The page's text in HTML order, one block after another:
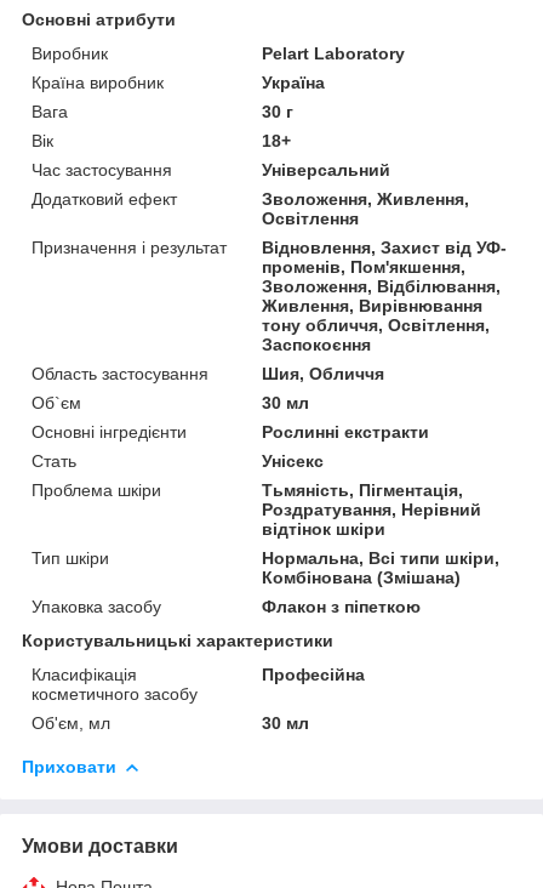
Основні атрибути
Виробник
Pelart Laboratory
Країна виробник
Україна
Вага
30 г
Вік
18+
Час застосування
Універсальний
Додатковий ефект
Зволоження, Живлення,
Освітлення
Призначення і результат
Відновлення, Захист від УФ-
променів, Пом'якшення,
Зволоження, Відбілювання,
Живлення, Вирівнювання
тону обличчя, Освітлення,
Заспокоєння
Область застосування
Шия, Обличчя
Об`єм
30 мл
Основні інгредієнти
Рослинні екстракти
Стать
Унісекс
Проблема шкіри
Тьмяність, Пігментація,
Роздратування, Нерівний
відтінок шкіри
Тип шкіри
Нормальна, Всі типи шкіри,
Комбінована (Змішана)
Упаковка засобу
Флакон з піпеткою
Користувальницькі характеристики
Класифікація
косметичного засобу
Професійна
Об'єм, мл 30 мл
Приховати
Умови доставки